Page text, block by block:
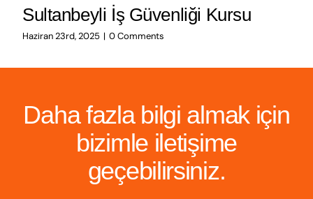
Sultanbeyli İş Güvenliği Kursu
Haziran 23rd, 2025 | 0 Comments
Daha fazla bilgi almak için
bizimle iletişime
geçebilirsiniz.